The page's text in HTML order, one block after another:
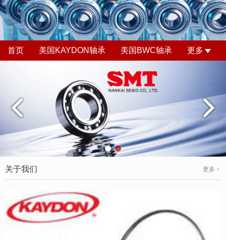
首页 美国KAYDON轴承 美国BWC轴承 更多
关于我们 更多